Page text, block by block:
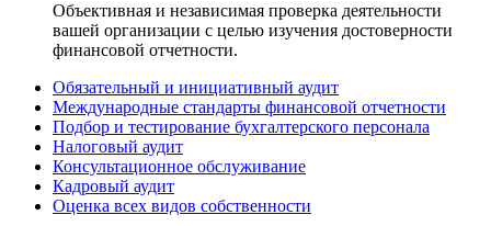
Объективная и независимая проверка деятельности
вашей организации с целью изучения достоверности
финансовой отчетности.
Обязательный и инициативный аудит
Международные стандарты финансовой отчетности
Подбор и тестирование бухгалтерского персонала
Налоговый аудит
Консультационное обслуживание
Кадровый аудит
Оценка всех видов собственности